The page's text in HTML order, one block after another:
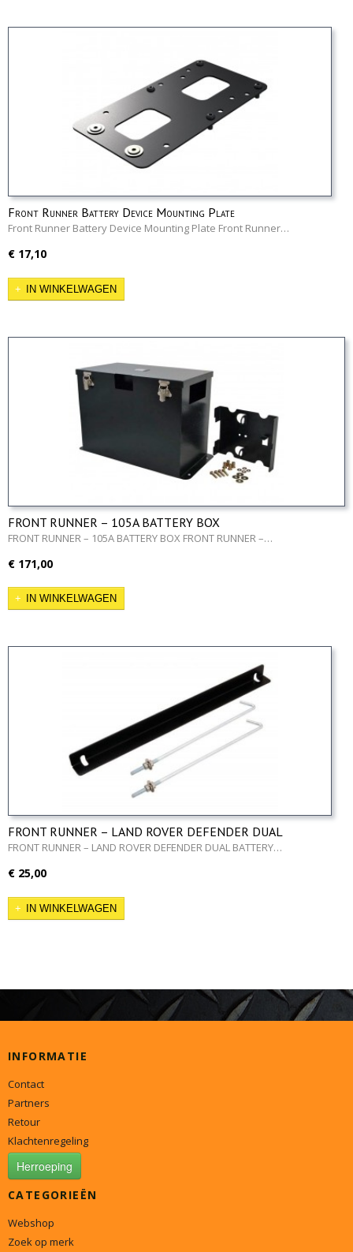
Front Runner Battery Device Mounting Plate
Front Runner Battery Device Mounting Plate Front Runner…
€ 17,10
IN WINKELWAGEN
FRONT RUNNER – 105A BATTERY BOX
FRONT RUNNER – 105A BATTERY BOX FRONT RUNNER –…
€ 171,00
IN WINKELWAGEN
FRONT RUNNER – LAND ROVER DEFENDER DUAL
BATTERY BRACKET
FRONT RUNNER – LAND ROVER DEFENDER DUAL BATTERY…
€ 25,00
IN WINKELWAGEN
INFORMATIE
Contact
Partners
Retour
Klachtenregeling
Herroeping
CATEGORIEËN
Webshop
Zoek op merk